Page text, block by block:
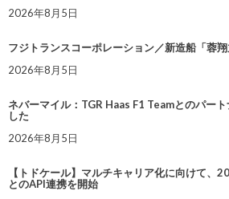
2026年8月5日
フジトランスコーポレーション／新造船「蓉
2026年8月5日
ネバーマイル：TGR Haas F1 Teamとのパー
した
2026年8月5日
【トドケール】マルチキャリア化に向けて、
とのAPI連携を開始